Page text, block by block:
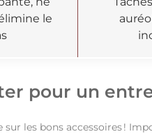
le
pour un
les bons accessoires !